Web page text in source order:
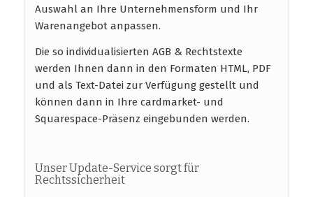
Auswahl an Ihre Unternehmensform und Ihr
Warenangebot anpassen.
Die so individualisierten AGB & Rechtstexte
werden Ihnen dann in den Formaten HTML, PDF
und als Text-Datei zur Verfügung gestellt und
können dann in Ihre cardmarket- und
Squarespace-Präsenz eingebunden werden.
Unser Update-Service sorgt für
Rechtssicherheit